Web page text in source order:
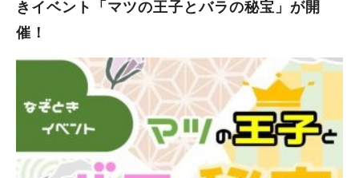
ような、ゆめかわいい空間が広がっています！ さらに、オリジ
ナルフードや手作り体験まで楽しめます。 ハーベストの丘のク
ラフト体験教室では、シルバニアファミリーの可愛らしい女の子
たちのドレスを手作りできる「シルバニアファミリー ドレスデ
コレーション」が毎日開催されています！ 人形もセットになっ
ているので、完成したドレスを着せてすぐに遊べるのも注目ポイ
ントです。 開催時間：毎日随時受付（10：00～16：00最終）
所要時間：約30分 料金：1,500円（税込） URL：クラフト体験
きイベント「マツの王子とバラの秘宝」が開
催！